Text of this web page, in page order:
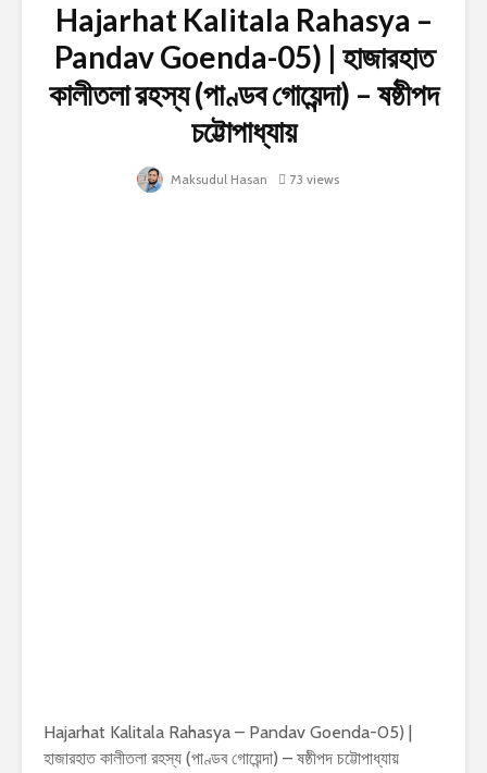
Hajarhat Kalitala Rahasya –
Pandav Goenda-05) | হাজারহাত
কালীতলা রহস্য (পাণ্ডব গোয়েন্দা) – ষষ্ঠীপদ
চট্টোপাধ্যায়
Maksudul Hasan 73 views
Hajarhat Kalitala Rahasya – Pandav Goenda-05) |
হাজারহাত কালীতলা রহস্য (পাণ্ডব গোয়েন্দা) – ষষ্ঠীপদ চট্টোপাধ্যায়